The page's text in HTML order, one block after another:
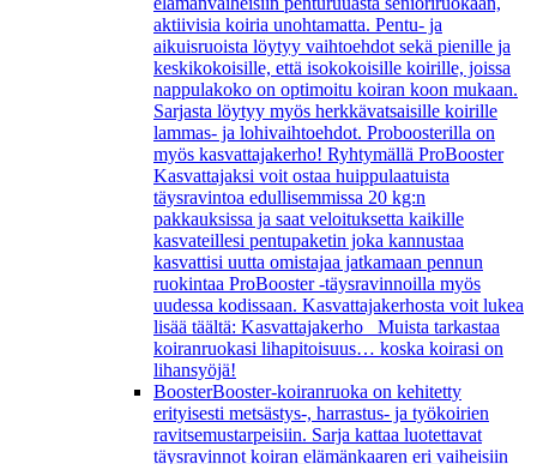
aktiivisia koiria unohtamatta. Pentu- ja
aikuisruoista löytyy vaihtoehdot sekä pienille ja
keskikokoisille, että isokokoisille koirille, joissa
nappulakoko on optimoitu koiran koon mukaan.
Sarjasta löytyy myös herkkävatsaisille koirille
lammas- ja lohivaihtoehdot. Proboosterilla on
myös kasvattajakerho! Ryhtymällä ProBooster
Kasvattajaksi voit ostaa huippulaatuista
täysravintoa edullisemmissa 20 kg:n
pakkauksissa ja saat veloituksetta kaikille
kasvateillesi pentupaketin joka kannustaa
kasvattisi uutta omistajaa jatkamaan pennun
ruokintaa ProBooster -täysravinnoilla myös
uudessa kodissaan. Kasvattajakerhosta voit lukea
lisää täältä: Kasvattajakerho Muista tarkastaa
koiranruokasi lihapitoisuus… koska koirasi on
lihansyöjä!
BoosterBooster-koiranruoka on kehitetty
erityisesti metsästys-, harrastus- ja työkoirien
ravitsemustarpeisiin. Sarja kattaa luotettavat
täysravinnot koiran elämänkaaren eri vaiheisiin